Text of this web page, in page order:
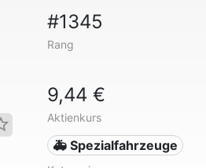
#1345
Rang
9,44 €
Aktienkurs
🚑 Spezialfahrzeuge